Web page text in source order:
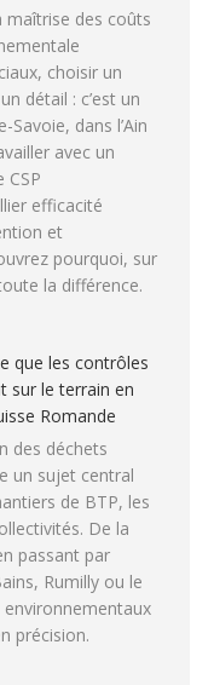
maîtrise des coûts
choisir un
détail : c’est un
dans l’Ain
avec un
efficacité
et
pourquoi, sur
la différence.
que les contrôles
sur le terrain en
Romande
des déchets
un sujet central
de BTP, les
De la
passant par
Rumilly ou le
environnementaux
précision.